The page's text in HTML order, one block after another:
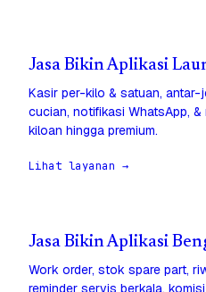
Jasa Bikin Aplikasi
Kasir per-kilo & satuan,
cucian, notifikasi WhatsApp,
kiloan hingga premium.
Lihat layanan →
Jasa Bikin Aplikasi
Work order, stok spare part,
reminder servis berkala,